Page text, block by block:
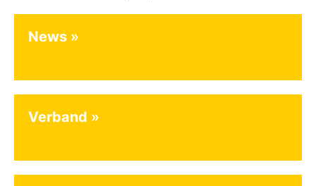
News
Verband